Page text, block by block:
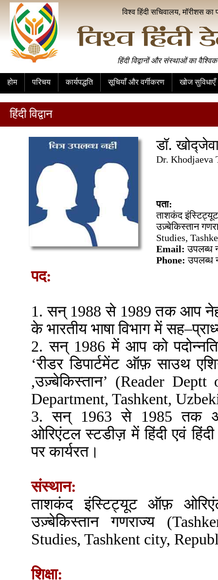
विश्व हिंदी सचिवालय, मॉरीशस का
हिंदी विद्वानों और संस्थाओं का
होम परिचय कार्यपद्धति सूचियाँ और वर्गीकरण खोज सुविधाएँ
हिंदी विद्वान
डॉ.
Dr. Khodjaeva
पता:
ताशकंद
उज़्बेकिस्तान
Studies,
Email:उपलब्ध
Phone:उपलब्ध
पद:
1. सन् 1988 से 1989 तक आप नेहरु
के भारतीय भाषा विभाग में
2. सन् 1986 में आप को
‘रीडर डिपार्टमेंट ऑफ़ साउथ
,उज़्बेकिस्तान’ (Reader
Department, Tashkent,
3. सन् 1963 से 1985 तक
ओरिएंटल स्टडीज़ में हिंदी एवं हिंदी
पर कार्यरत।
संस्थान:
ताशकंद इंस्टिट्यूट ऑफ़
उज़्बेकिस्तान गणराज्य
Studies, Tashkent city,
शिक्षा: